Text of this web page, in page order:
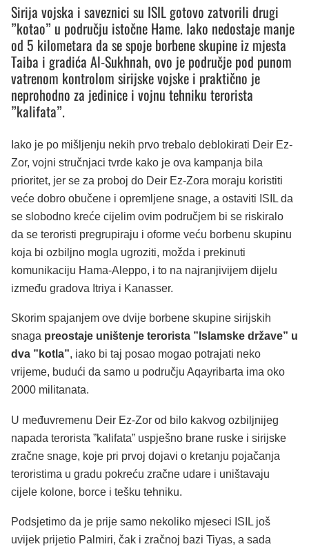
Sirija vojska i saveznici su ISIL gotovo zatvorili drugi
”kotao” u području istočne Hame. Iako nedostaje manje
od 5 kilometara da se spoje borbene skupine iz mjesta
Taiba i gradića Al-Sukhnah, ovo je područje pod punom
vatrenom kontrolom sirijske vojske i praktično je
neprohodno za jedinice i vojnu tehniku terorista
”kalifata”.
Iako je po mišljenju nekih prvo trebalo deblokirati Deir Ez-
Zor, vojni stručnjaci tvrde kako je ova kampanja bila
prioritet, jer se za proboj do Deir Ez-Zora moraju koristiti
veće dobro obučene i opremljene snage, a ostaviti ISIL da
se slobodno kreće cijelim ovim područjem bi se riskiralo
da se teroristi pregrupiraju i oforme veću borbenu skupinu
koja bi ozbiljno mogla ugroziti, možda i prekinuti
komunikaciju Hama-Aleppo, i to na najranjivijem dijelu
između gradova Itriya i Kanasser.
Skorim spajanjem ove dvije borbene skupine sirijskih
snaga preostaje uništenje terorista ”Islamske države” u
dva ”kotla”, iako bi taj posao mogao potrajati neko
vrijeme, budući da samo u području Aqayribarta ima oko
2000 militanata.
U međuvremenu Deir Ez-Zor od bilo kakvog ozbiljnijeg
napada terorista ”kalifata” uspješno brane ruske i sirijske
zračne snage, koje pri prvoj dojavi o kretanju pojačanja
teroristima u gradu pokreću zračne udare i uništavaju
cijele kolone, borce i tešku tehniku.
Podsjetimo da je prije samo nekoliko mjeseci ISIL još
uvijek prijetio Palmiri, čak i zračnoj bazi Tiyas, a sada